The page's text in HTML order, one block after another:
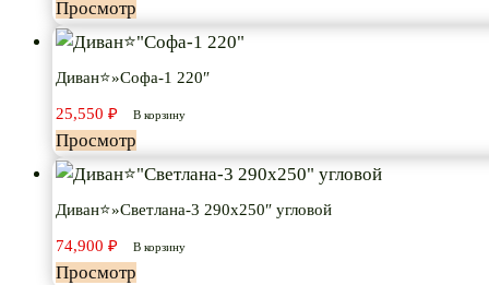
Просмотр
Диван⭐»Софа-1 220″
25,550 ₽ В корзину
Просмотр
Диван⭐»Светлана-3 290х250″ угловой
74,900 ₽ В корзину
Просмотр